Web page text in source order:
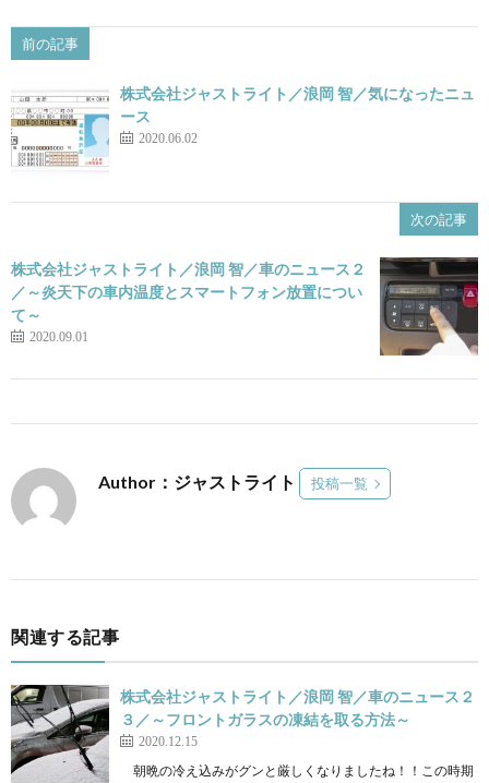
前の記事
株式会社ジャストライト／浪岡 智／気になったニュ
ース
2020.06.02
次の記事
株式会社ジャストライト／浪岡 智／車のニュース２
／～炎天下の車内温度とスマートフォン放置につい
て～
2020.09.01
Author：ジャストライト 投稿一覧
関連する記事
株式会社ジャストライト／浪岡 智／車のニュース２
３／～フロントガラスの凍結を取る方法～
2020.12.15
朝晩の冷え込みがグンと厳しくなりましたね！！この時期